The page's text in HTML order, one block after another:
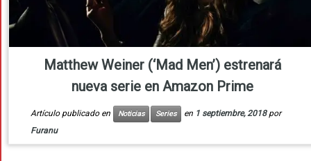
Matthew Weiner (‘Mad Men’) estrenará
nueva serie en Amazon Prime
Artículo publicado en Noticias Series en 1 septiembre, 2018 por
Furanu